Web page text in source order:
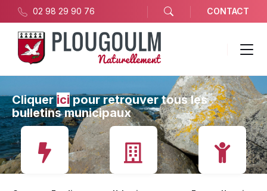
CONTACT
02 98 29 90 76
Cliquericipour retrouver tous les
bulletins municipaux